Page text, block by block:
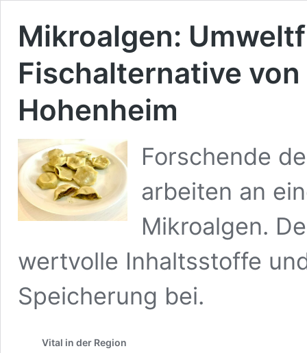
Mikroalgen:
Fischalternative
Hohenheim
Forschende
arbeiten an
Mikroalgen.
wertvolle Inhaltsstoffe
Speicherung bei.
Vital in der Region